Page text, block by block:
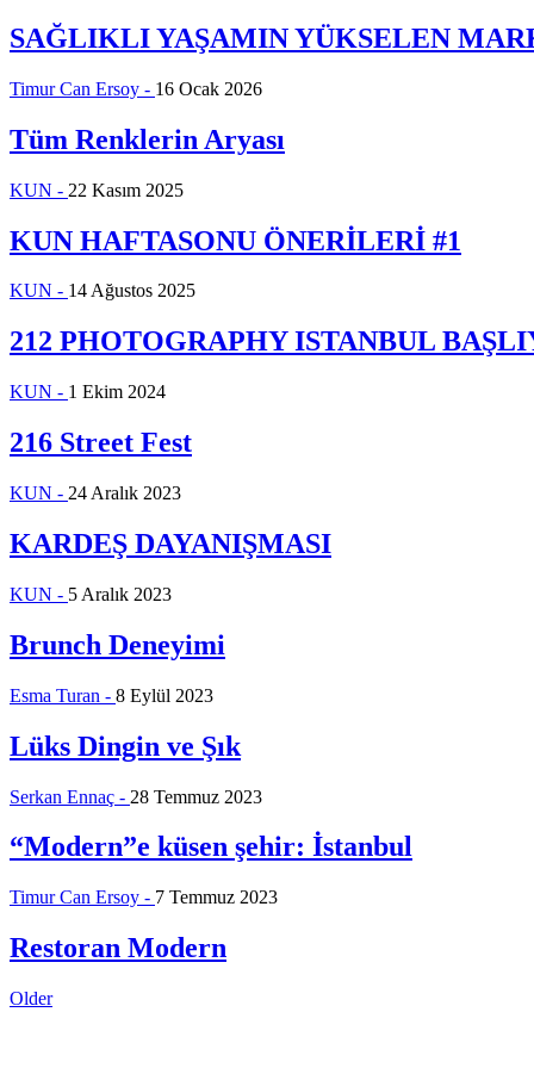
SAĞLIKLI YAŞAMIN YÜKSELEN
Timur Can Ersoy - 16 Ocak 2026
Tüm Renklerin Aryası
KUN - 22 Kasım 2025
KUN HAFTASONU ÖNERİLERİ #1
KUN - 14 Ağustos 2025
212 PHOTOGRAPHY ISTANBUL
KUN - 1 Ekim 2024
216 Street Fest
KUN - 24 Aralık 2023
KARDEŞ DAYANIŞMASI
KUN - 5 Aralık 2023
Brunch Deneyimi
Esma Turan - 8 Eylül 2023
Lüks Dingin ve Şık
Serkan Ennaç - 28 Temmuz 2023
“Modern”e küsen şehir: İstanbul
Timur Can Ersoy - 7 Temmuz 2023
Restoran Modern
Posts
Older